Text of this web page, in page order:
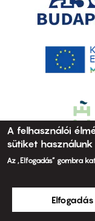
A felhasználói
sütiket használunk
Az „Elfogadás” gombra
Elfogadás